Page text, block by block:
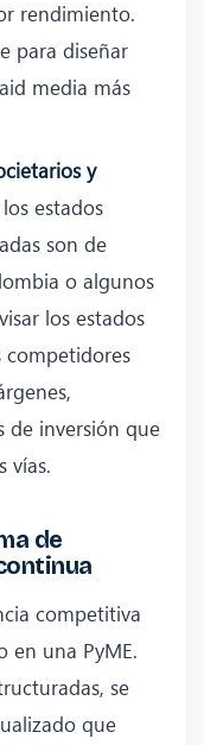
rendimiento.
para diseñar
media más
y
estados
son de
o algunos
los estados
competidores
de inversión que
vías.
de
competitiva
en una PyME.
se
que